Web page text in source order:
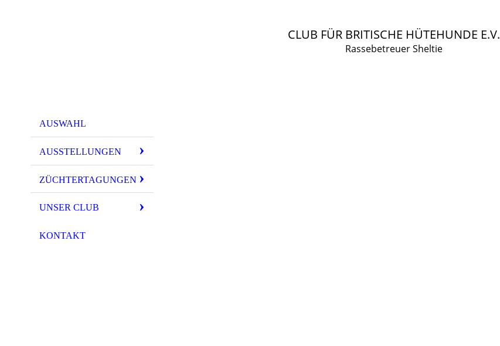
AUSWAHL
AUSSTELLUNGEN
ZÜCHTERTAGUNGEN
UNSER CLUB
KONTAKT
CLUB FÜR BRITISCHE HÜTEHUNDE E.V.
Rassebetreuer Sheltie